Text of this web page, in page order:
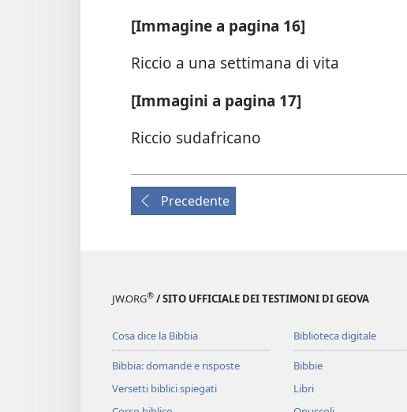
[Immagine a pagina 16]
Riccio a una settimana di vita
[Immagini a pagina 17]
Riccio sudafricano
Precedente
JW.ORG® / SITO UFFICIALE DEI TESTIMONI DI GEOVA
Cosa dice la Bibbia
Bibbia: domande e risposte
Versetti biblici spiegati
Biblioteca digitale
Bibbie
Libri